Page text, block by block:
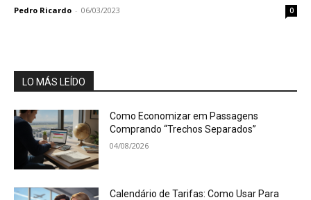
Pedro Ricardo - 06/03/2023 0
LO MÁS LEÍDO
Como Economizar em Passagens
Comprando “Trechos Separados”
04/08/2026
Calendário de Tarifas: Como Usar Para